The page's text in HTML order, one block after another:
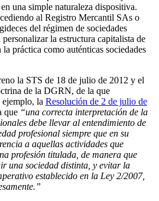
una simple naturaleza dispositiva.
al Registro Mercantil SAs o
del régimen de sociedades
la estructura capitalista de
práctica como auténticas sociedades
la STS de 18 de julio de 2012 y el
de la DGRN, de la que
ejemplo, la Resolución de 2 de julio de
que “una correcta interpretación de la
debe llevar al entendimiento de
profesional siempre que en su
a aquellas actividades que
profesión titulada, de manera que
una sociedad distinta, y evitar la
establecido en la Ley 2/2007,